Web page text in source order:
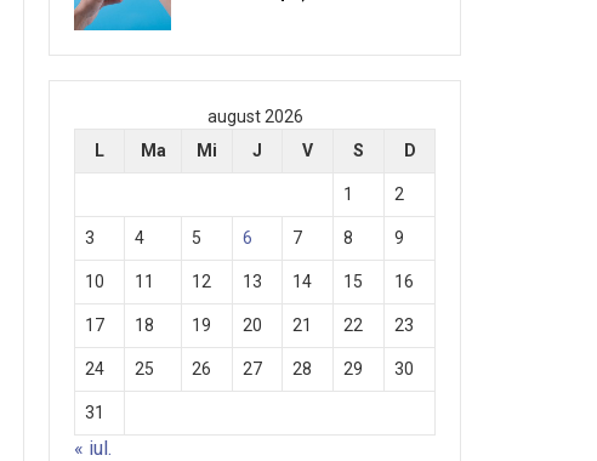
august 2026
L
Ma Mi J V S D
1 2
3 4 5 6 7 8 9
10 11 12 13 14 15 16
17 18 19 20 21 22 23
24 25 26 27 28 29 30
31
« iul.